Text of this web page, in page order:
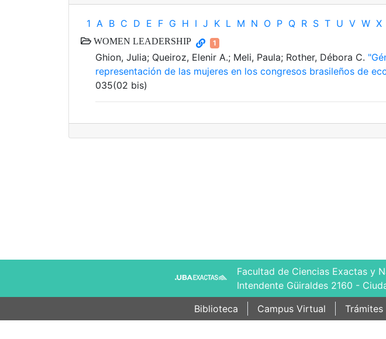
1 A B C D E F G H I J K L M N O P Q R S T U V W X
WOMEN LEADERSHIP 1
Ghion, Julia; Queiroz, Elenir A.; Meli, Paula; Rother, Débora C.
representación de las mujeres en los congresos brasileños de
035(02 bis)
Facultad de Ciencias Exactas y
Intendente Güiraldes 2160 -
Biblioteca
Campus Virtual Trámites